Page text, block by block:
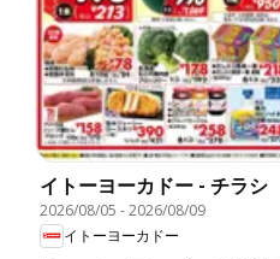
イトーヨーカドー - チラシ
2026/08/05 -2026/08/09
イトーヨーカドー